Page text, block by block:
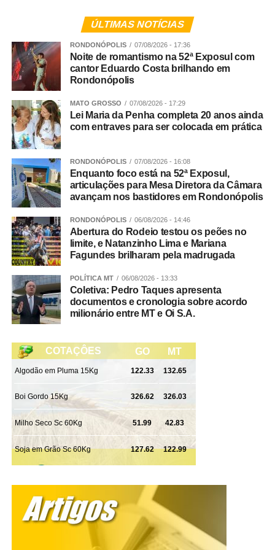
a enxergar após 16 anos
Você disse que somos o estado que melhor aplica a lei
Maria da Penha, mas mesmo assim estamos nesse
ranking de onde mais morrem mulheres. Como explicar
esse paradoxo?
Rosana Leite – Eu explico da seguinte forma: apenas o
Sistema de Justiça não é capaz de resolver tudo. Não é
possível resolver todo esse problema apenas com a
aplicação da lei. Por isso que eu sempre defendo que o
aumento de pena jamais vai resolver a situação. Nós
vivemos em um país que não socializa e não
ressocializa. A ressocialização das pessoas é quase
impossível. Um dia cumprindo pena em uma cadeia do
Brasil é horrível. Nós precisamos trabalhar a prevenção.
A Ultima Ratio do Sistema de Justiça {expressão em latim
que significa Último Recurso no Direito Penal} é a prisão
do agressor, mas o aumento de pena não resolve. Hoje o
feminicídio e o vicaricídio {crime em que o agressor mata
uma pessoa próxima a uma mulher, como filhos, pais ou
objetivo exclusivo de causar sofrimento eterno, punir ou
que são de 20 a 40 anos de prisão, mas somente isso
não resolve.
E como você analisa os projetos de lei que ensinam
mulheres a se defender com lutas, aulas de tiro e até
mesmo os que liberam o uso de spray de pimenta?
efetiva. Em uma luta corporal, por exemplo, fatalmente
uma mulher perde. Se tem algo que nós somos diferentes
é na nossa estrutura física. Imagina o spray de pimenta
na mão de uma pessoa que não sabe usar, uma arma na
ÚLTIMAS NOTÍCIAS
RONDONÓPOLIS 07/08/2026 - 17:36
Noite de romantismo na 52ª Exposul com
cantor Eduardo Costa brilhando em
Rondonópolis
MATO GROSSO 07/08/2026 - 17:29
Lei Maria da Penha completa 20 anos ainda
com entraves para ser colocada em prática
RONDONÓPOLIS 07/08/2026 - 16:08
Enquanto foco está na 52ª Exposul,
articulações para Mesa Diretora da Câmara
avançam nos bastidores em Rondonópolis
RONDONÓPOLIS 06/08/2026 - 14:46
Abertura do Rodeio testou os peões no
limite, e Natanzinho Lima e Mariana
Fagundes brilharam pela madrugada
POLÍTICA MT 06/08/2026 - 13:33
Coletiva: Pedro Taques apresenta
documentos e cronologia sobre acordo
milionário entre MT e Oi S.A.